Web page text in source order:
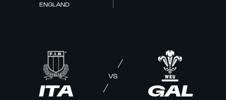
ENGLAND
ITA
VS
GAL